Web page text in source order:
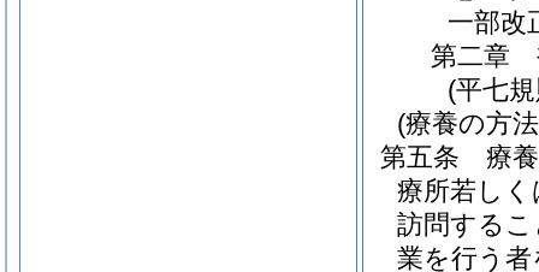
一部改
第二章
(平七
(療養の方
第五条
療
療所若し
訪問する
業を行う